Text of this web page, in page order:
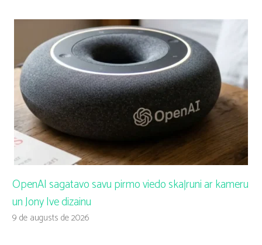
OpenAI sagatavo savu pirmo viedo skaļruni ar kameru
un Jony Ive dizainu
9 de augusts de 2026